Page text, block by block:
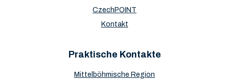
CzechPOINT
Kontakt
Praktische Kontakte
Mittelböhmische Region